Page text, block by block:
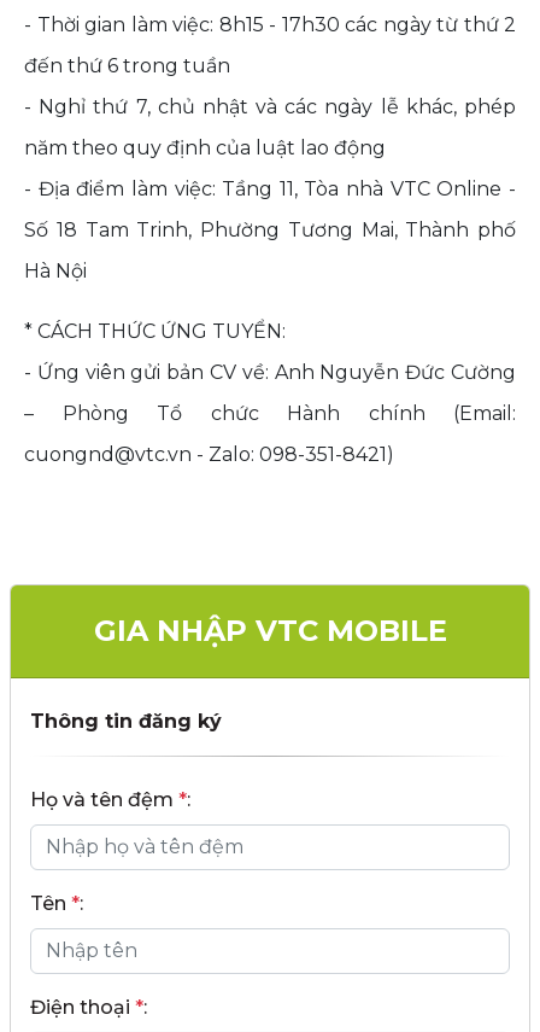
- Thời gian làm việc: 8h15 - 17h30 các ngày từ thứ 2
đến thứ 6 trong tuần
- Nghỉ thứ 7, chủ nhật và các ngày lễ khác, phép
năm theo quy định của luật lao động
- Địa điểm làm việc: Tầng 11, Tòa nhà VTC Online -
Số 18 Tam Trinh, Phường Tương Mai, Thành phố
Hà Nội
* CÁCH THỨC ỨNG TUYỂN:
- Ứng viên gửi bản CV về: Anh Nguyễn Đức Cường
– Phòng Tổ chức Hành chính (Email:
cuongnd@vtc.vn - Zalo: 098-351-8421)
GIA NHẬP VTC MOBILE
Thông tin đăng ký
Họ và tên đệm *:
Tên *:
Điện thoại *: